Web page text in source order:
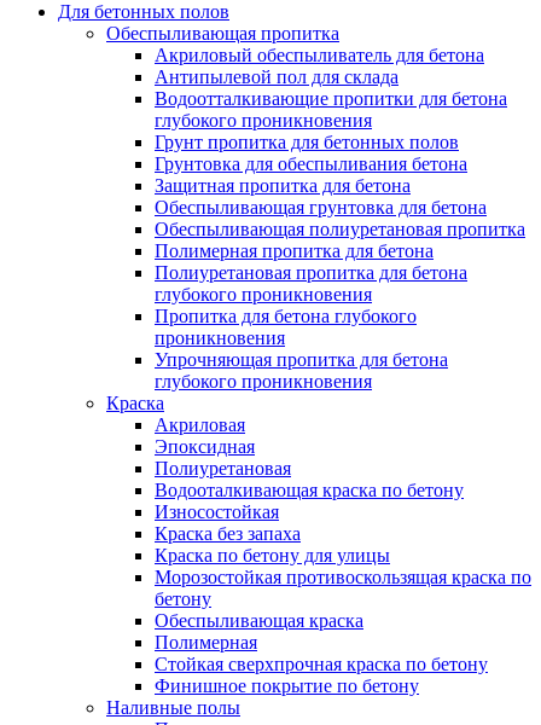
Для бетонных полов
Обеспыливающая пропитка
Акриловый обеспыливатель для бетона
Антипылевой пол для склада
Водоотталкивающие пропитки для бетона
глубокого проникновения
Грунт пропитка для бетонных полов
Грунтовка для обеспыливания бетона
Защитная пропитка для бетона
Обеспыливающая грунтовка для бетона
Обеспыливающая полиуретановая пропитка
Полимерная пропитка для бетона
Полиуретановая пропитка для бетона
глубокого проникновения
Пропитка для бетона глубокого
проникновения
Упрочняющая пропитка для бетона
глубокого проникновения
Краска
Акриловая
Эпоксидная
Полиуретановая
Водооталкивающая краска по бетону
Износостойкая
Краска без запаха
Краска по бетону для улицы
Морозостойкая противоскользящая краска по
бетону
Обеспыливающая краска
Полимерная
Стойкая сверхпрочная краска по бетону
Финишное покрытие по бетону
Наливные полы